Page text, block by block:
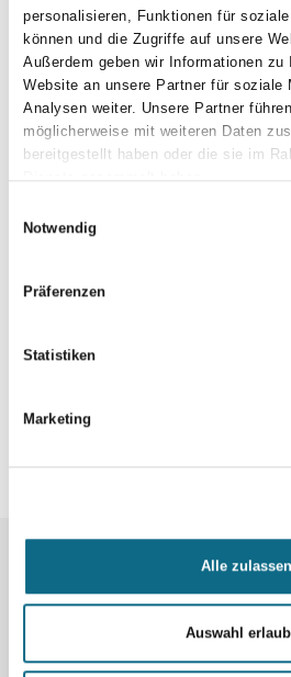
personalisieren, Funktionen für
können und die Zugriffe auf unsere
Außerdem geben wir Informationen zu
Website an unsere Partner für soziale
Analysen weiter. Unsere Partner
möglicherweise mit weiteren Daten
bereitgestellt haben oder die sie im
Notwendig
Präferenzen
Statistiken
Marketing
Alle zulassen
Auswahl